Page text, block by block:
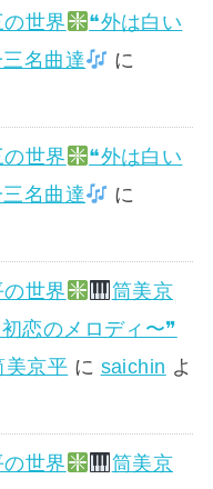
世界
❝外は白い
名曲達
に
世界
❝外は白い
名曲達
に
世界
筒美京
恋のメロディ〜❞
美京平 に saichin よ
世界
筒美京